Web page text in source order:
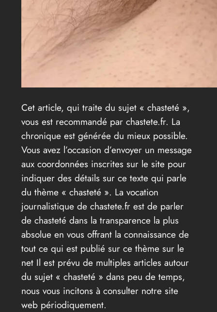
Cet article, qui traite du sujet « chasteté »,
vous est recommandé par chastete.fr. La
chronique est générée du mieux possible.
Vous avez l’occasion d’envoyer un message
aux coordonnées inscrites sur le site pour
indiquer des détails sur ce texte qui parle
du thème « chasteté ». La vocation
journalistique de chastete.fr est de parler
de chasteté dans la transparence la plus
absolue en vous offrant la connaissance de
tout ce qui est publié sur ce thème sur le
net Il est prévu de multiples articles autour
du sujet « chasteté » dans peu de temps,
nous vous incitons à consulter notre site
web périodiquement.